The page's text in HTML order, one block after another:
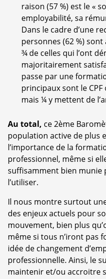
raison (57 %) est le «
employabilité, sa
Dans le cadre d’une
personnes (62 %)
¾ de celles qui l’ont
majoritairement
passe par une
principaux sont le
mais ¼ y mettent de
Au total, ce 2ème
population active de plus
l’importance de la
professionnel, même si
suffisamment bien munie
l’utiliser.
Il nous montre surtout
des enjeux actuels pour
mouvement, bien plus
même si tous n’iront pas
idée de changement
professionnelle. Ainsi, le
maintenir et/ou accroitre